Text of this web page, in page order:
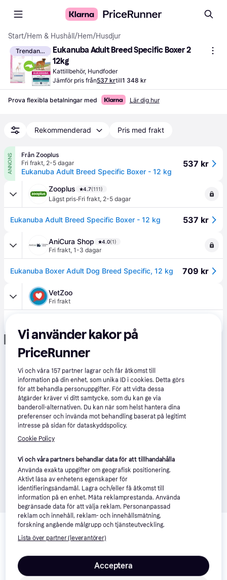
Start/Hem & Hushåll /Hem/Husdjur
Trendande
Eukanuba Adult Breed Specific Boxer 2
12kg
Kattillbehör, Hundfoder
Jämför pris från537 krtill1 348 kr
Prova flexibla betalningar med Lär dig hur
Rekommenderad Pris med frakt
ANNONS
Från Zooplus
Fri frakt, 2-5 dagar
Eukanuba Adult Breed Specific Boxer - 12 kg
537 kr
Zooplus 4.7(111)
Lägst pris·Fri frakt, 2-5 dagar
Eukanuba Adult Breed Specific Boxer - 12 kg 537 kr
AniCura Shop 4.0(1)
Fri frakt, 1-3 dagar
Eukanuba Boxer Adult Dog Breed Specific, 12 kg 709 kr
VetZoo
Fri frakt
Annons
Relaterade produkter
Vi har plockat fram ett urval av produkter som kanske skulle
Trendande
Vi använder kakor på
PriceRunner
Vi och våra157 partner lagrar och får åtkomst till
information på din enhet, som unika ID i cookies. Detta görs
för att behandla personuppgifter. För att vidta dessa
åtgärder kräver vi ditt samtycke, som du kan ge via
banderoll-alternativen. Du kan när som helst hantera dina
preferenser och invända mot behandling baserat på legitimt
intresse på sidan för dataskyddspolicy.
Cookie Policy
Vi och våra partners behandlar data för att tillhandahålla
Använda exakta uppgifter om geografisk positionering.
Aktivt läsa av enhetens egenskaper för
identifieringsändamål. Lagra och/eller få åtkomst till
information på en enhet. Mäta reklamprestanda. Använda
begränsade data för att välja reklam. Personanpassad
reklam och innehåll, reklam- och innehållsmätning,
forskning angående målgrupp och tjänsteutveckling.
Lista över partner (leverantörer)
Acceptera